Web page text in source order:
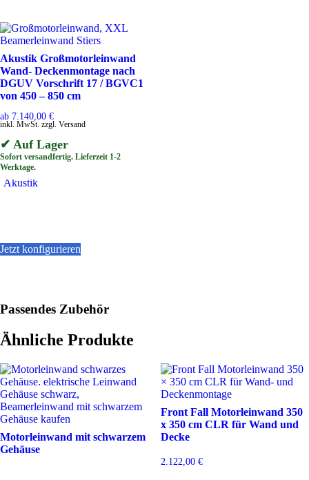
Akustik Großmotorleinwand
Wand- Deckenmontage nach
DGUV Vorschrift 17 / BGVC1
von 450 – 850 cm
ab 7.140,00 €
inkl. MwSt. zzgl. Versand
✔ Auf Lager
Sofort versandfertig. Lieferzeit 1-2
Werktage.
Akustik
Jetzt konfigurieren
Varianten
Die
Optionen
auf
der
Produktseite
gewählt
werden
Passendes Zubehör
Ähnliche Produkte
Motorleinwand mit schwarzem
Gehäuse
Front Fall Motorleinwand 350
x 350 cm CLR für Wand und
Decke
2.122,00 €